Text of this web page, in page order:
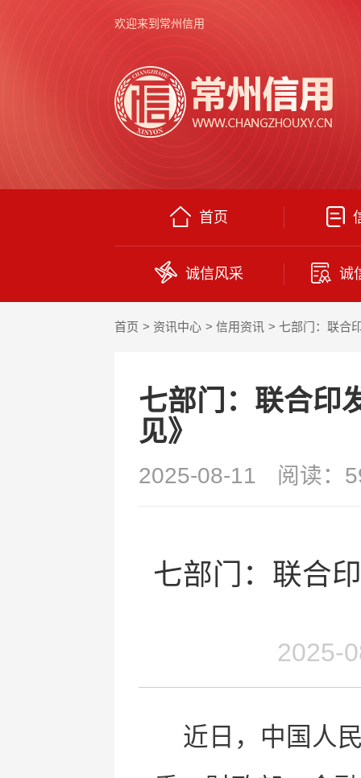
欢迎来到常州信用
首页
诚信风采 诚
首页 资讯中心 信用资讯 七部门：联合
七部门：联合印
见》
2025-08-11 阅读：
七部门：联合
2025-
近日，中国人